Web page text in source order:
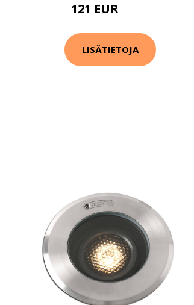
121 EUR
LISÄTIETOJA